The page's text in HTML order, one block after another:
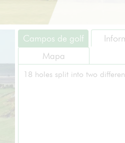
Campos de golf
Mapa
18 holes split into two